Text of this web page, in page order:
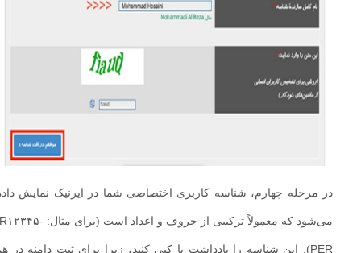
در مرحله چهارم، شناسه کاربری اختصاصی شما در ایرنیک نمایش داده
می‌شود که معمولاً ترکیبی از حروف و اعداد است (برای مثال: IR۱۲۳۴۵-
PER). این شناسه را یادداشت یا کپی کنید، زیرا برای ثبت دامنه در هر